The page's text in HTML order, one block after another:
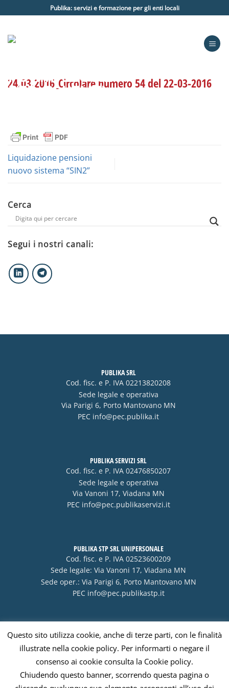
ai
Publika: servizi e formazione per gli enti locali
24.03.2016_Circolare numero 54 del 22-03-2016
Liquidazione pensioni
nuovo sistema “SIN2”
Cerca
Segui i nostri canali:
PUBLIKA SRL
Cod. fisc. e P. IVA 02213820208
Sede legale e operativa
Via Parigi 6, Porto Mantovano MN
PEC info@pec.publika.it
PUBLIKA SERVIZI SRL
Cod. fisc. e P. IVA 02476850207
Sede legale e operativa
Via Vanoni 17, Viadana MN
PEC info@pec.publikaservizi.it
PUBLIKA STP SRL UNIPERSONALE
Cod. fisc. e P. IVA 02523600209
Sede legale: Via Vanoni 17, Viadana MN
Sede oper.: Via Parigi 6, Porto Mantovano MN
PEC info@pec.publikastp.it
Visa PayPal Stripe MasterCardCash
On
Delivery
Questo sito utilizza cookie, anche di terze parti, con le finalità
illustrate nella cookie policy. Per informarti o negare il
consenso ai cookie consulta la Cookie policy.
Chiudendo questo banner, scorrendo questa pagina o